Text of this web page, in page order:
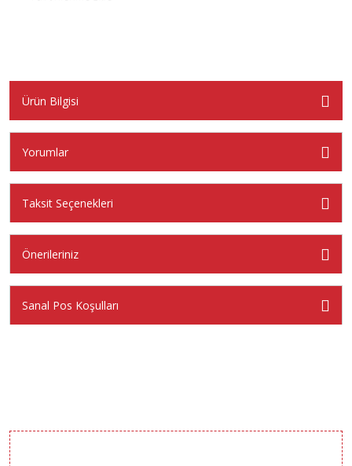
Ürün Bilgisi
Yorumlar
Taksit Seçenekleri
Önerileriniz
Sanal Pos Koşulları